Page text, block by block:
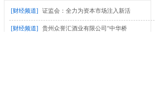
[财经频道] 证监会：全力为资本市场注入新活
[财经频道] 贵州众誉汇酒业有限公司“中华桥